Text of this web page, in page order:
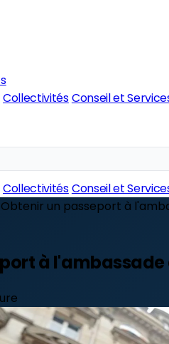
CollectivitésConseil et
CollectivitésConseil et
Obtenir un passeport à
à